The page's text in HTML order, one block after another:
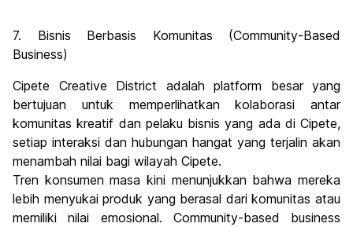
7. Bisnis Berbasis Komunitas (Community-Based
Business)
Cipete Creative District adalah platform besar yang
bertujuan untuk memperlihatkan kolaborasi antar
komunitas kreatif dan pelaku bisnis yang ada di Cipete,
setiap interaksi dan hubungan hangat yang terjalin akan
menambah nilai bagi wilayah Cipete.
Tren konsumen masa kini menunjukkan bahwa mereka
lebih menyukai produk yang berasal dari komunitas atau
memiliki nilai emosional. Community-based business